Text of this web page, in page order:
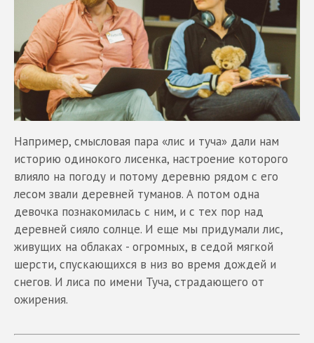
Например, смысловая пара «лис и туча» дали нам
историю одинокого лисенка, настроение которого
влияло на погоду и потому деревню рядом с его
лесом звали деревней туманов. А потом одна
девочка познакомилась с ним, и с тех пор над
деревней сияло солнце. И еще мы придумали лис,
живущих на облаках - огромных, в седой мягкой
шерсти, спускающихся в низ во время дождей и
снегов. И лиса по имени Туча, страдающего от
ожирения.